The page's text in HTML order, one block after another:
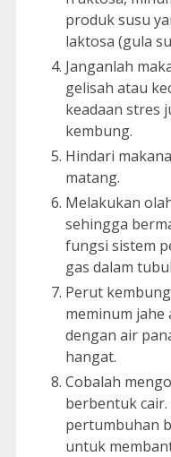
produk susu
laktosa (gula
Janganlah
gelisah atau
keadaan stres
kembung.
Hindari
matang.
Melakukan
sehingga
fungsi sistem
gas dalam
Perut
meminum jahe
dengan air
hangat.
Cobalah
berbentuk
pertumbuhan
untuk